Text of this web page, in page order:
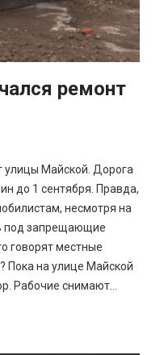
ремонт
улицы Майской. Дорога
до 1 сентября. Правда,
несмотря на
под запрещающие
говорят местные
Пока на улице Майской
Рабочие снимают...